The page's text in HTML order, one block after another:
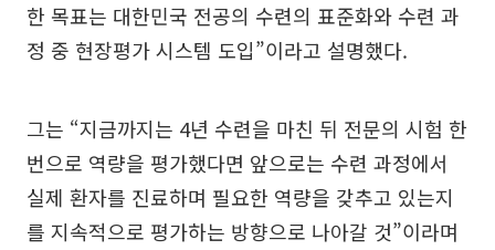
한 목표는 대한민국 전공의 수련의 표준화와 수련 과
정 중 현장평가 시스템 도입”이라고 설명했다.
그는 “지금까지는 4년 수련을 마친 뒤 전문의 시험 한
번으로 역량을 평가했다면 앞으로는 수련 과정에서
실제 환자를 진료하며 필요한 역량을 갖추고 있는지
를 지속적으로 평가하는 방향으로 나아갈 것”이라며